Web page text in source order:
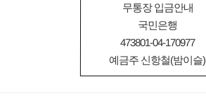
무통장 입금안내
국민은행
473801-04-170977
예금주 신항철(밤이슬)